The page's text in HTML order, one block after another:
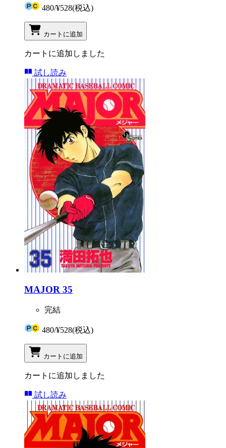
480/¥528(税込)
カートに追加
カートに追加しました
試し読み
MAJOR 35
完結
480/¥528(税込)
カートに追加
カートに追加しました
試し読み